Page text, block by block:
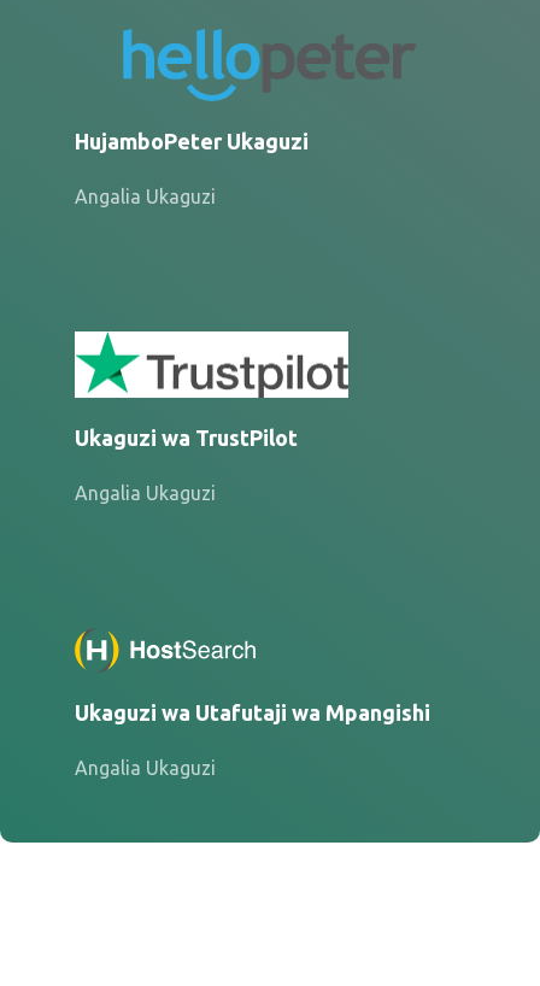
HujamboPeter Ukaguzi
Angalia Ukaguzi
Ukaguzi wa TrustPilot
Angalia Ukaguzi
Ukaguzi wa Utafutaji wa Mpangishi
Angalia Ukaguzi